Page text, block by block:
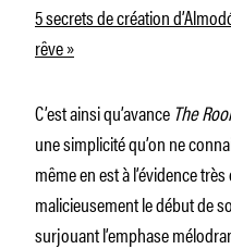
5 secrets de création
rêve »
C’est ainsi qu’avance The
une simplicité qu’on ne
même en est à l’évidence
malicieusement le début de
surjouant l’emphase